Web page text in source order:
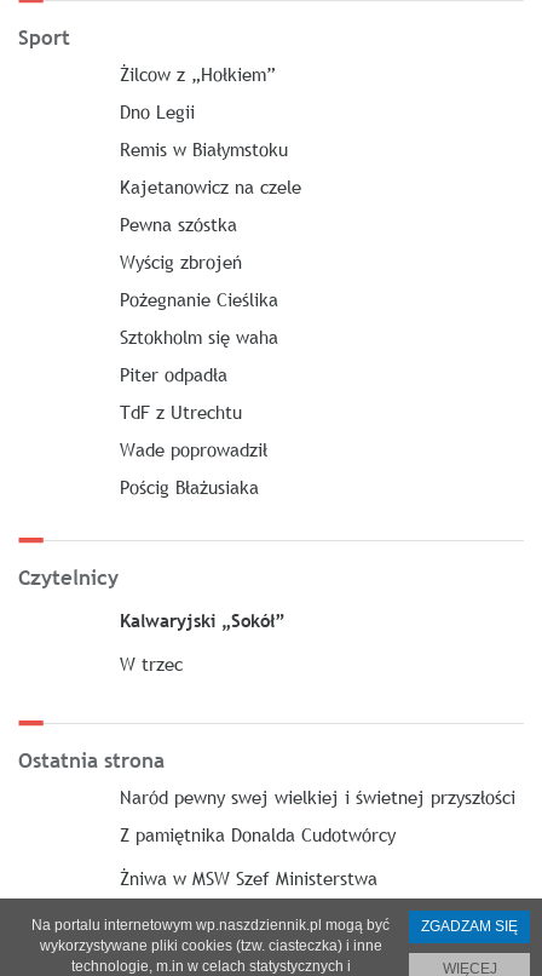
Sport
Żilcow z „Hołkiem”
Dno Legii
Remis w Białymstoku
Kajetanowicz na czele
Pewna szóstka
Wyścig zbrojeń
Pożegnanie Cieślika
Sztokholm się waha
Piter odpadła
TdF z Utrechtu
Wade poprowadził
Pościg Błażusiaka
Czytelnicy
Kalwaryjski „Sokół”
W trzec
Ostatnia strona
Naród pewny swej wielkiej i świetnej przyszłości
Z pamiętnika Donalda Cudotwórcy
Żniwa w MSW Szef Ministerstwa
Na portalu internetowym wp.naszdziennik.pl mogą być
wykorzystywane pliki cookies (tzw. ciasteczka) i inne
technologie, m.in w celach statystycznych i
ZGADZAM SIĘ
WIĘCEJ